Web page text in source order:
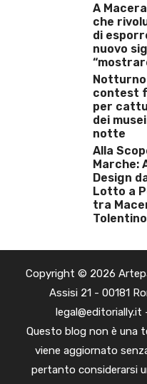
A
che
di
nuovo
Notturno
contest
per
dei
notte
Alla
Marche:
Design
Lotto a
tra
Tolentino
Copyright © 2026
Assisi 21 - 00181
legal@editorially.it
Questo blog non è una
viene aggiornato
pertanto considerarsi